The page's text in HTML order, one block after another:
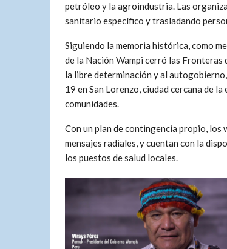
petróleo y la agroindustria. Las
sanitario específico y trasladando
Siguiendo la memoria histórica, como
de la Nación Wampi cerró las
la libre determinación y al
19 en San Lorenzo, ciudad cercana de
comunidades.
Con un plan de contingencia propio,
mensajes radiales, y cuentan con la
los puestos de salud locales.